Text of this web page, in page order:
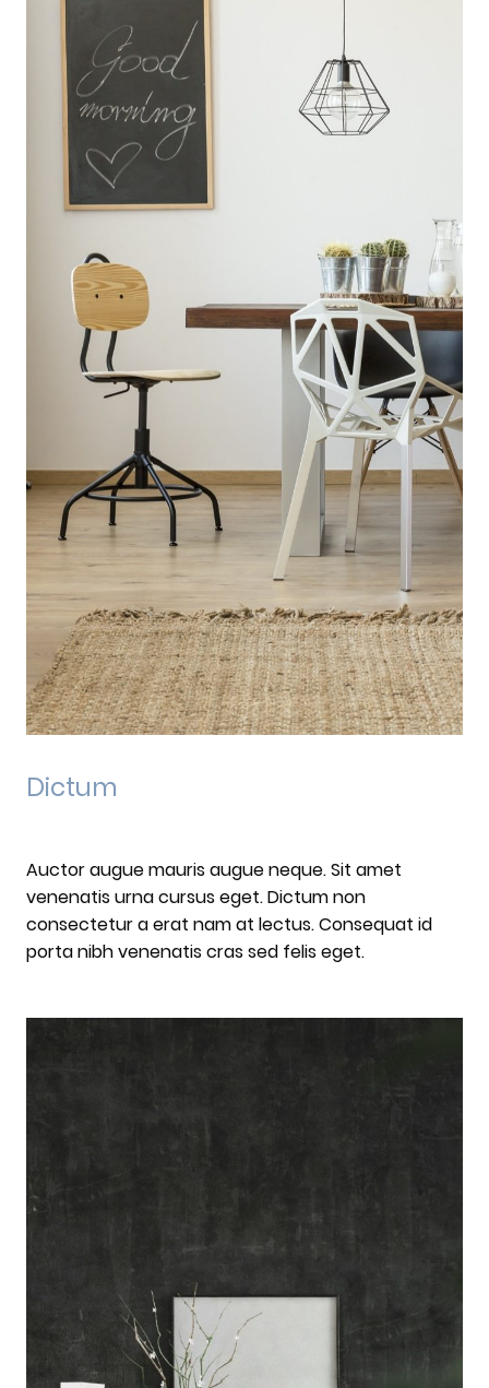
Dictum
Auctor augue mauris augue neque. Sit amet
venenatis urna cursus eget. Dictum non
consectetur a erat nam at lectus. Consequat id
porta nibh venenatis cras sed felis eget.